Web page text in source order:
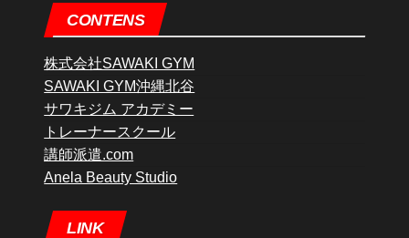
CONTENS
株式会社SAWAKI GYM
SAWAKI GYM沖縄北谷
サワキジム アカデミー
トレーナースクール
講師派遣.com
Anela Beauty Studio
LINK